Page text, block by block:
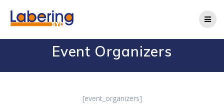
Event Organizers
[event_organizers]